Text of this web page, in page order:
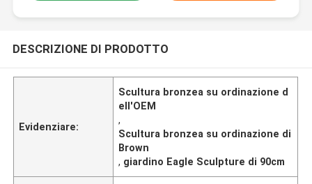
DESCRIZIONE DI PRODOTTO
Evidenziare:
Scultura bronzea su ordinazione d
ell'OEM
,
Scultura bronzea su ordinazione di
Brown
, giardino Eagle Sculpture di 90cm